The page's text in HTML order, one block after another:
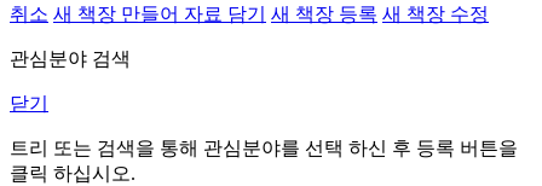
취소 새 책장 만들어 자료 담기 새 책장 등록 새 책장 수정
관심분야 검색
닫기
트리 또는 검색을 통해 관심분야를 선택 하신 후 등록 버튼을
클릭 하십시오.